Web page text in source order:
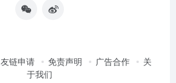
友链申请 免责声明 广告合作
关
于我们